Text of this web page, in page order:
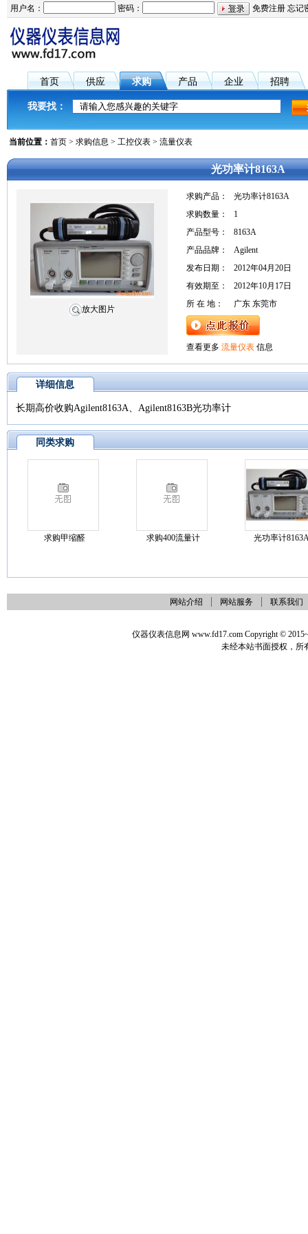
用户名： 密码： 免费注册 忘记
首页 供应 求购 产品 企业 招聘
我要找：
当前位置： 首页 > 求购信息 > 工控仪表 > 流量仪表
光功率计8163A
放大图片
求购产品：
光功率计8163A
求购数量：
1
产品型号：
8163A
产品品牌：
Agilent
发布日期：
2012年04月20日
有效期至：
2012年10月17日
所 在 地：
广东 东莞市
查看更多 流量仪表 信息
详细信息
长期高价收购Agilent8163A、Agilent8163B光功率计
同类求购
求购甲缩醛 求购400流量计 光功率计
网站介绍 网站服务 联系我们
仪器仪表信息网 www.fd17.com Copyright ©
未经本站书面授权，所